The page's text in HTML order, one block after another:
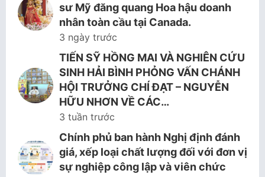
sư Mỹ đăng quang Hoa hậu doanh
nhân toàn cầu tại Canada.
3 ngày trước
TIẾN SỸ HỒNG MAI VÀ NGHIÊN CỨU
SINH HẢI BÌNH PHỎNG VẤN CHÁNH
HỘI TRƯỞNG CHÍ ĐẠT – NGUYỄN
HỮU NHƠN VỀ CÁC…
3 tuần trước
Chính phủ ban hành Nghị định đánh
giá, xếp loại chất lượng đối với đơn vị
sự nghiệp công lập và viên chức